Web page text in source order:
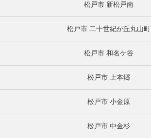
松戸市 新松戸南
松戸市 二十世紀が丘丸山町
松戸市 和名ケ谷
松戸市 上本郷
松戸市 小金原
松戸市 中金杉